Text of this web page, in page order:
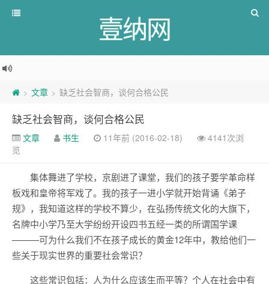
壹纳网
> 文章 > 缺乏社会智商，谈何合格公民
缺乏社会智商，谈何合格公民
文章 书生 11年前 (2016-02-18)
4141次浏
览
集体舞进了学校，京剧进了课堂，我们的孩子要学革命样
板戏和皇帝将军戏了。我的孩子一进小学就开始背诵《弟子
规》，我知道这样的学校不算少，在弘扬传统文化的大旗下，
名牌中小学乃至大学纷纷开设四书五经一类的所谓国学课
———可为什么我们不在孩子成长的黄金12年中，教给他们一
些关于现实世界的重要社会常识？
这些常识包括：人为什么应该生而平等？个人在社会中有